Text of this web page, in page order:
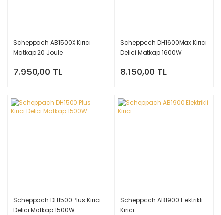
Scheppach AB1500X Kırıcı
Matkap 20 Joule
7.950,00 TL
Scheppach DH1600Max Kırıcı
Delici Matkap 1600W
8.150,00 TL
Scheppach DH1500 Plus Kırıcı
Delici Matkap 1500W
Scheppach AB1900 Elektrikli
Kırıcı